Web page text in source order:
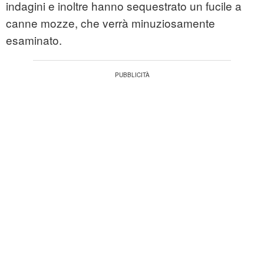
indagini e inoltre hanno sequestrato un fucile a
canne mozze, che verrà minuziosamente
esaminato.